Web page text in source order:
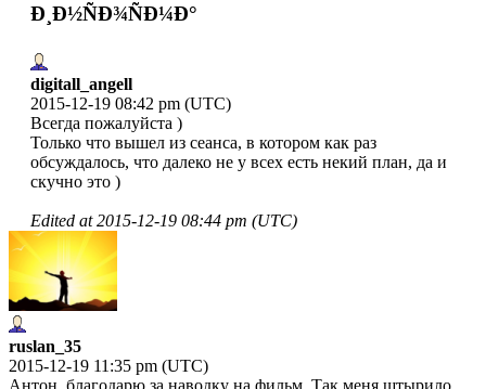
Ð¸Ð½ÑÐ¾ÑÐ¼Ð°
digitall_angell
2015-12-19 08:42 pm (UTC)
Всегда пожалуйста )
Только что вышел из сеанса, в котором как раз
обсуждалось, что далеко не у всех есть некий план, да и
скучно это )
Edited at2015-12-19 08:44 pm (UTC)
ruslan_35
2015-12-19 11:35 pm (UTC)